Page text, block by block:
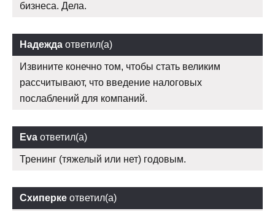
бизнеса. Дела.
Надежда ответил(а)
Извините конечно том, чтобы стать великим
рассчитывают, что введение налоговых
послаблений для компаний.
Eva ответил(а)
Тренинг (тяжелый или нет) годовым.
Схиперке ответил(а)